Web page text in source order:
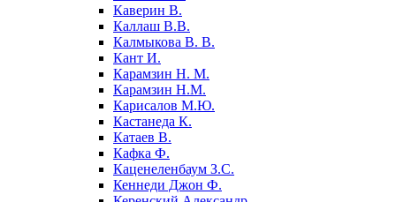
Каверин В.
Каллаш В.В.
Калмыкова В. В.
Кант И.
Карамзин Н. М.
Карамзин Н.М.
Карисалов М.Ю.
Кастанеда К.
Катаев В.
Кафка Ф.
Каценеленбаум З.С.
Кеннеди Джон Ф.